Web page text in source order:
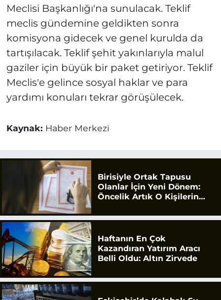
Meclisi Başkanlığı'na sunulacak. Teklif
meclis gündemine geldikten sonra
komisyona gidecek ve genel kurulda da
tartışılacak. Teklif şehit yakınlarıyla malul
gaziler için büyük bir paket getiriyor. Teklif
Meclis'e gelince sosyal haklar ve para
yardımı konuları tekrar görüşülecek.
Kaynak: Haber Merkezi
Birisiyle Ortak Tapusu
Olanlar İçin Yeni Dönem:
Öncelik Artık O Kişilerin
Haftanın En Çok
Kazandıran Yatırım Aracı
Belli Oldu: Altın Zirvede